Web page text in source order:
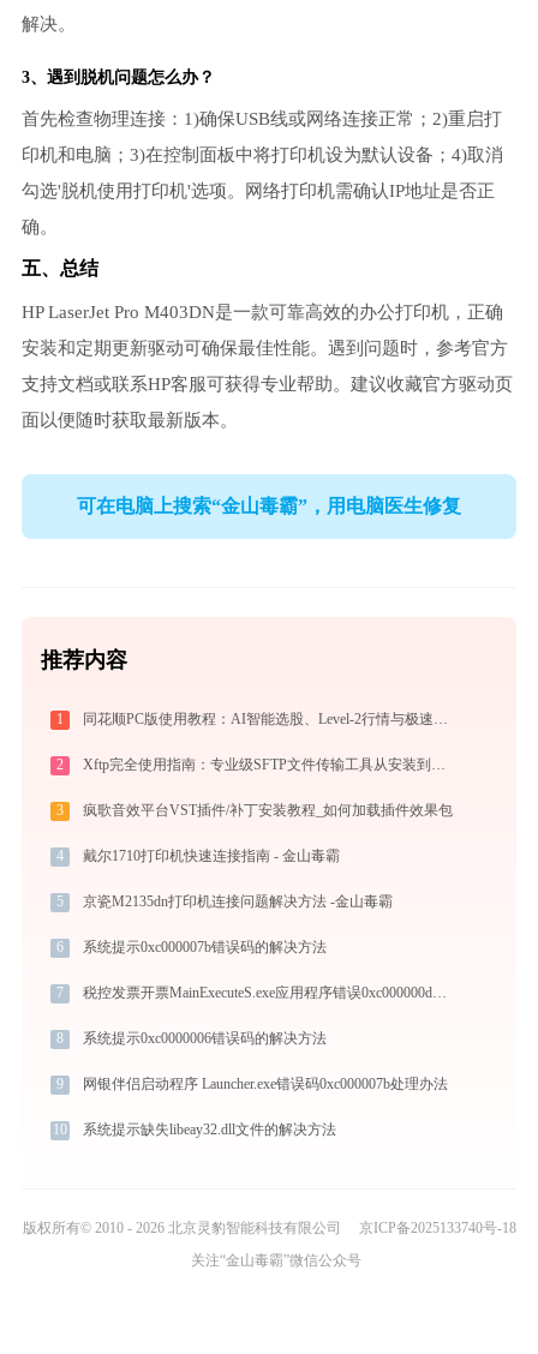
解决。
3、遇到脱机问题怎么办？
首先检查物理连接：1)确保USB线或网络连接正常；2)重启打
印机和电脑；3)在控制面板中将打印机设为默认设备；4)取消
勾选'脱机使用打印机'选项。网络打印机需确认IP地址是否正
确。
五、总结
HP LaserJet Pro M403DN是一款可靠高效的办公打印机，正确
安装和定期更新驱动可确保最佳性能。遇到问题时，参考官方
支持文档或联系HP客服可获得专业帮助。建议收藏官方驱动页
面以便随时获取最新版本。
可在电脑上搜索“金山毒霸”，用电脑医生修复
推荐内容
1 同花顺PC版使用教程：AI智能选股、Level-2行情与极速交易一站式炒股指南
2 Xftp完全使用指南：专业级SFTP文件传输工具从安装到精通（2026最新）
3 疯歌音效平台VST插件/补丁安装教程_如何加载插件效果包
4 戴尔1710打印机快速连接指南 - 金山毒霸
5 京瓷M2135dn打印机连接问题解决方法 -金山毒霸
6 系统提示0xc000007b错误码的解决方法
7 税控发票开票MainExecuteS.exe应用程序错误0xc000000d解决方法
8 系统提示0xc0000006错误码的解决方法
9 网银伴侣启动程序 Launcher.exe错误码0xc000007b处理办法
10 系统提示缺失libeay32.dll文件的解决方法
版权所有© 2010 - 2026 北京灵豹智能科技有限公司
京ICP备2025133740号-18
关注“金山毒霸”微信公众号